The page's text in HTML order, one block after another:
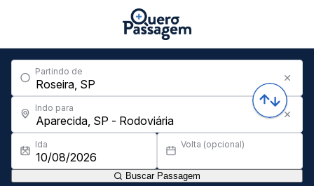
Partindo de
Indo para
Ida Volta (opcional)
Buscar Passagem